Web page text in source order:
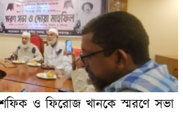
ও ফিরোজ খানকে স্মরণে সভা